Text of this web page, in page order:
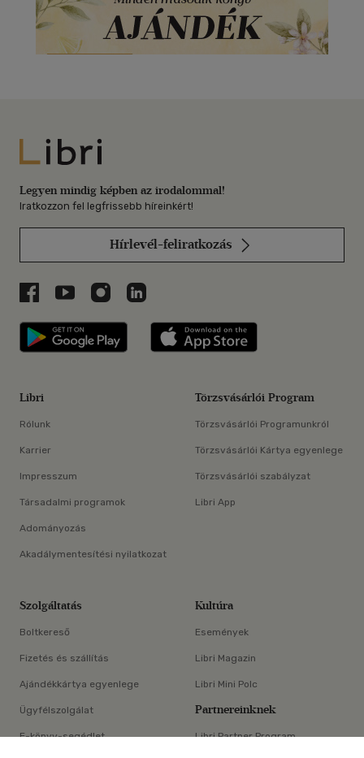
×
Libri
Legyen mindig képben az irodalommal!
Iratkozzon fel legfrissebb híreinkért!
Hírlevél-feliratkozás
Libri a Facebookon
Libri a Youtube-on
Libri az Instagramon
Libri a LinkedInen
Libri applikáció Szerezd meg: Google
Libri
Rólunk
Karrier
Impresszum
Társadalmi programok
Adományozás
Akadálymentesítési nyilatkozat
Törzsvásárlói Program
Törzsvásárlói Programunkról
Törzsvásárlói Kártya egyenlege
Törzsvásárlói szabályzat
Libri App
Szolgáltatás
Boltkereső
Fizetés és szállítás
Ajándékkártya egyenlege
Ügyfélszolgálat
E-könyv-segédlet
Kultúra
Események
Libri Magazin
Libri Mini Polc
Partnereinknek
Libri Partner Program